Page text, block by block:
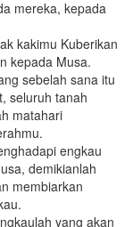
mereka, kepada
kakimu Kuberikan
kepada Musa.
sebelah sana itu
seluruh tanah
matahari
engkau
demikianlah
membiarkan
yang akan